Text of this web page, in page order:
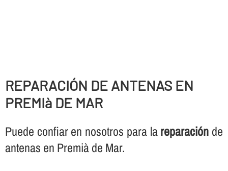
REPARACIÓN DE ANTENAS EN
PREMIà DE MAR
Puede confiar en nosotros para lareparación de
antenas en Premià de Mar.